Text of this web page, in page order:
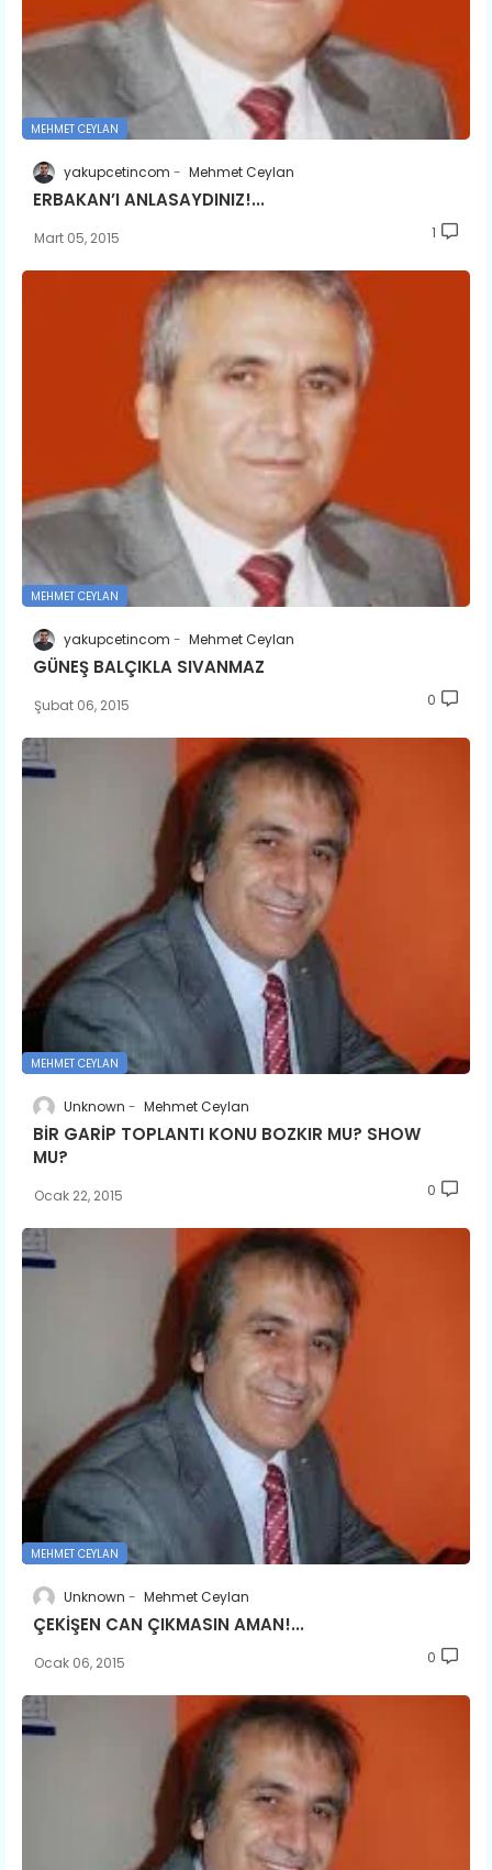
MEHMET CEYLAN
yakupcetincom Mehmet Ceylan
ERBAKAN’I ANLASAYDINIZ!...
Mart 05, 2015 1
MEHMET CEYLAN
yakupcetincom Mehmet Ceylan
GÜNEŞ BALÇIKLA SIVANMAZ
Şubat 06, 2015 0
MEHMET CEYLAN
Unknown Mehmet Ceylan
BİR GARİP TOPLANTI KONU BOZKIR MU? SHOW
MU?
Ocak 22, 2015 0
MEHMET CEYLAN
Unknown Mehmet Ceylan
ÇEKİŞEN CAN ÇIKMASIN AMAN!...
Ocak 06, 2015 0